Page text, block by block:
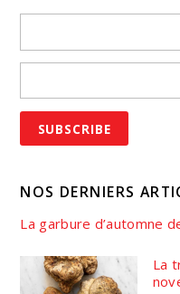
NOS DERNIERS
La garbure d’automne
La